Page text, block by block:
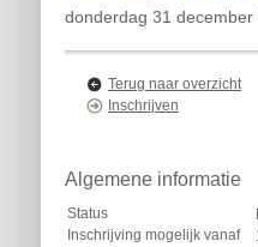
donderdag 31
Terug naar overzicht
Inschrijven
Algemene informatie
Status
Inschrijving mogelijk vanaf